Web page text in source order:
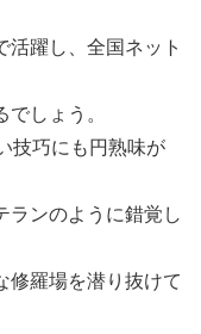
活躍し、全国ネット
しょう。
技巧にも円熟味が
ランのように錯覚し
修羅場を潜り抜けて